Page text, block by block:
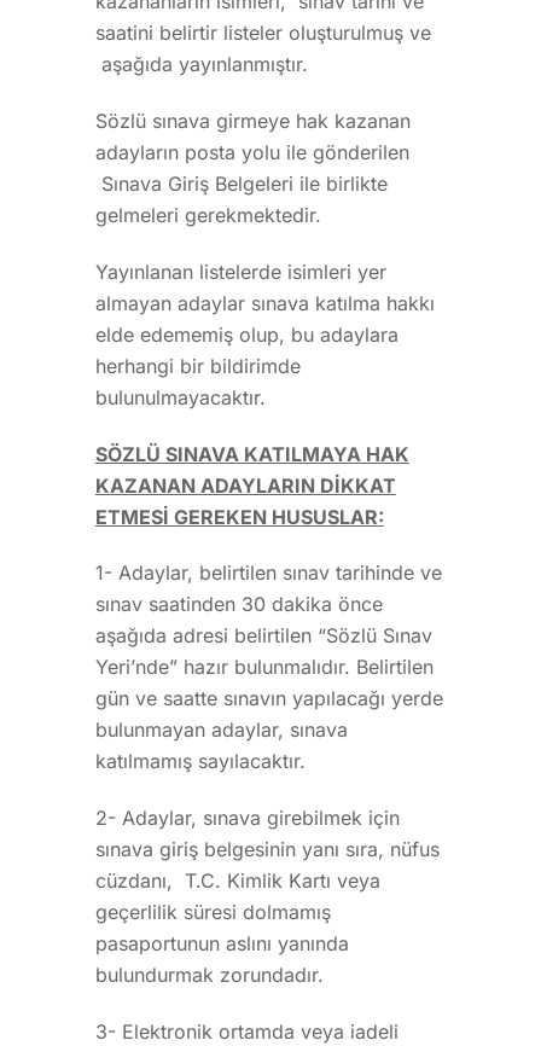
saatini belirtir listeler oluşturulmuş ve
aşağıda yayınlanmıştır.
Sözlü sınava girmeye hak kazanan
adayların posta yolu ile gönderilen
Sınava Giriş Belgeleri ile birlikte
gelmeleri gerekmektedir.
Yayınlanan listelerde isimleri yer
almayan adaylar sınava katılma hakkı
elde edememiş olup, bu adaylara
herhangi bir bildirimde
bulunulmayacaktır.
SÖZLÜ SINAVA KATILMAYA HAK
KAZANAN ADAYLARIN DİKKAT
ETMESİ GEREKEN HUSUSLAR:
1- Adaylar, belirtilen sınav tarihinde ve
sınav saatinden 30 dakika önce
aşağıda adresi belirtilen “Sözlü Sınav
Yeri’nde” hazır bulunmalıdır. Belirtilen
gün ve saatte sınavın yapılacağı yerde
bulunmayan adaylar, sınava
katılmamış sayılacaktır.
2- Adaylar, sınava girebilmek için
sınava giriş belgesinin yanı sıra, nüfus
cüzdanı, T.C. Kimlik Kartı veya
geçerlilik süresi dolmamış
pasaportunun aslını yanında
bulundurmak zorundadır.
3- Elektronik ortamda veya iadeli